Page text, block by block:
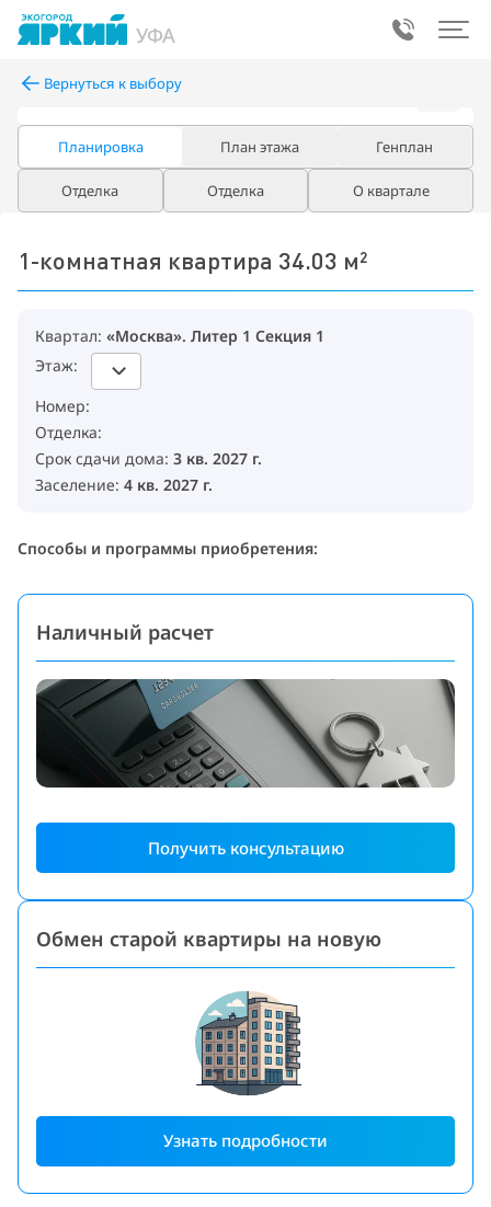
УФА
Вернуться к выбору
Планировка План этажа Генплан
Отделка Отделка О квартале
1-комнатная квартира 34.03 м²«Москва»,
Квартал: «Москва». Литер 1 Секция 1
Этаж:
Номер:
Отделка:
Срок сдачи дома: 3 кв. 2027 г.
Заселение: 4 кв. 2027 г.
Способы и программы приобретения:
Наличный расчет
Получить консультацию
Обмен старой квартиры на новую
Узнать подробности